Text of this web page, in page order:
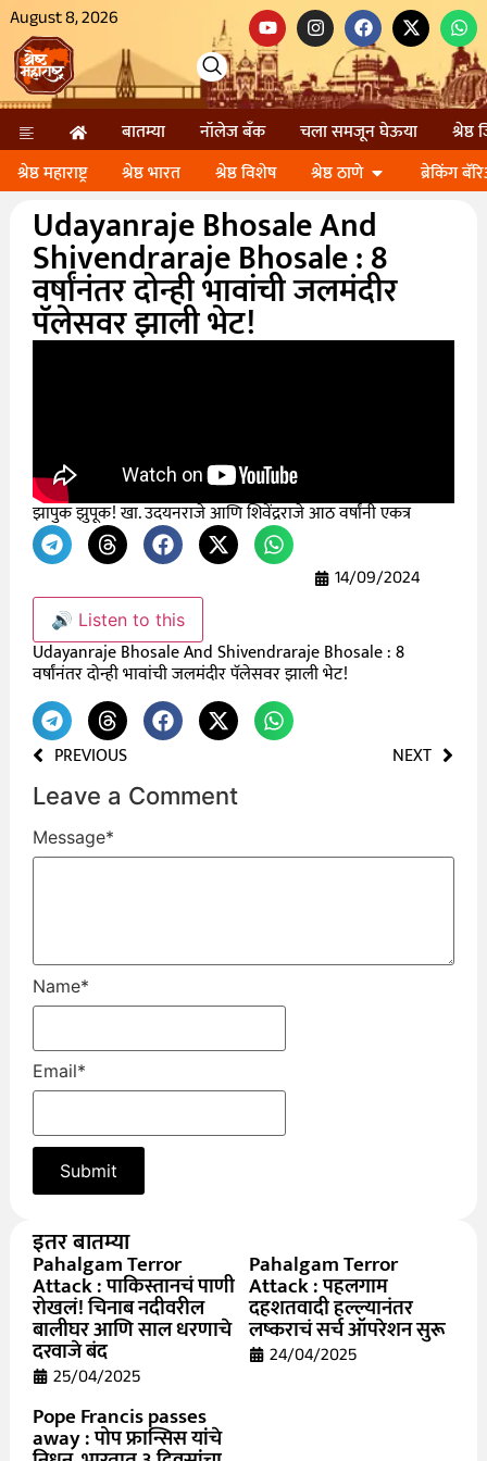
August 8, 2026
बातम्या नॉलेज बॅंक चला समजून घेऊया
श्रेष्ठ
श्रेष्ठ महाराष्ट्र
श्रेष्ठ भारत श्रेष्ठ विशेष श्रेष्ठ ठाणे ब्रेकिंग
Udayanraje Bhosale And
Shivendraraje Bhosale : 8
वर्षांनंतर दोन्ही भावांची जलमंदीर
पॅलेसवर झाली भेट!
झापुक झुपूक! खा. उदयनराजे आणि शिवेंद्रराजे आठ वर्षांनी एकत्र
14/09/2024
🔊 Listen to this
Udayanraje Bhosale And Shivendraraje Bhosale : 8
वर्षांनंतर दोन्ही भावांची जलमंदीर पॅलेसवर झाली भेट!
PREVIOUS NEXT
Leave a Comment
Message*
Name*
Email*
इतर बातम्या
Pahalgam Terror
Attack : पाकिस्तानचं पाणी
रोखलं! चिनाब नदीवरील
बालीघर आणि साल धरणाचे
दरवाजे बंद
25/04/2025
Pahalgam Terror
Attack : पहलगाम
दहशतवादी हल्ल्यानंतर
लष्कराचं सर्च ऑपरेशन सुरू
24/04/2025
Pope Francis passes
away : पोप फ्रान्सिस यांचे